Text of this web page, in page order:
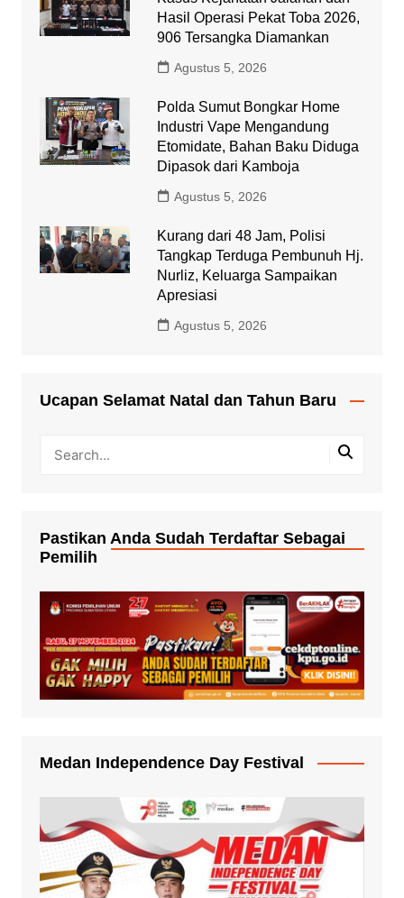
Hasil Operasi Pekat Toba 2026,
906 Tersangka Diamankan
Agustus 5, 2026
Polda Sumut Bongkar Home
Industri Vape Mengandung
Etomidate, Bahan Baku Diduga
Dipasok dari Kamboja
Agustus 5, 2026
Kurang dari 48 Jam, Polisi
Tangkap Terduga Pembunuh Hj.
Nurliz, Keluarga Sampaikan
Apresiasi
Agustus 5, 2026
Ucapan Selamat Natal dan Tahun Baru
Pastikan Anda Sudah Terdaftar Sebagai
Pemilih
Medan Independence Day Festival